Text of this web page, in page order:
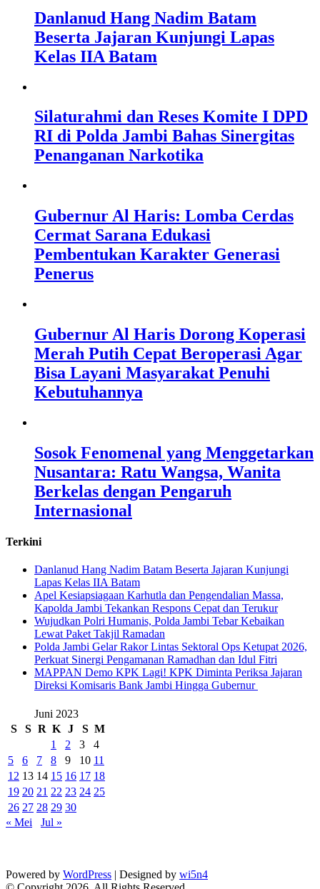
Danlanud Hang Nadim Batam
Beserta Jajaran Kunjungi Lapas
Kelas IIA Batam
Silaturahmi dan Reses Komite I DPD
RI di Polda Jambi Bahas Sinergitas
Penanganan Narkotika
Gubernur Al Haris: Lomba Cerdas
Cermat Sarana Edukasi
Pembentukan Karakter Generasi
Penerus
Gubernur Al Haris Dorong Koperasi
Merah Putih Cepat Beroperasi Agar
Bisa Layani Masyarakat Penuhi
Kebutuhannya
Sosok Fenomenal yang Menggetarkan
Nusantara: Ratu Wangsa, Wanita
Berkelas dengan Pengaruh
Internasional
Terkini
Danlanud Hang Nadim Batam Beserta Jajaran Kunjungi
Lapas Kelas IIA Batam
Apel Kesiapsiagaan Karhutla dan Pengendalian Massa,
Kapolda Jambi Tekankan Respons Cepat dan Terukur
Wujudkan Polri Humanis, Polda Jambi Tebar Kebaikan
Lewat Paket Takjil Ramadan
Polda Jambi Gelar Rakor Lintas Sektoral Ops Ketupat 2026,
Perkuat Sinergi Pengamanan Ramadhan dan Idul Fitri
‎MAPPAN Demo KPK Lagi! KPK Diminta Periksa Jajaran
Direksi Komisaris Bank Jambi Hingga Gubernur ‎
Juni 2023
S
S R K J S M
1
2 3
4
5
6 7 8 9 10 11
12 13 14 15 16 17 18
19 20 21 22 23 24 25
26 27 28 29 30
« Mei
Jul »
Powered by WordPress | Designed by wi5n4